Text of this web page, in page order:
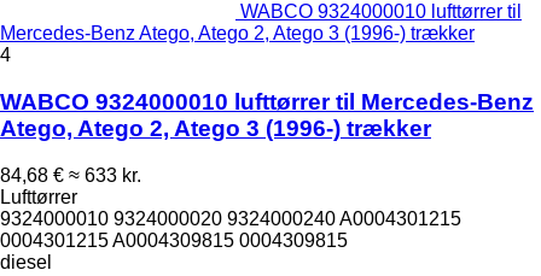
WABCO 9324000010 lufttørrer til
Mercedes-Benz Atego, Atego 2, Atego 3 (1996-) trækker
4
WABCO 9324000010 lufttørrer til Mercedes-Benz
Atego, Atego 2, Atego 3 (1996-) trækker
84,68 € ≈ 633 kr.
Lufttørrer
9324000010 9324000020 9324000240 A0004301215
0004301215 A0004309815 0004309815
diesel